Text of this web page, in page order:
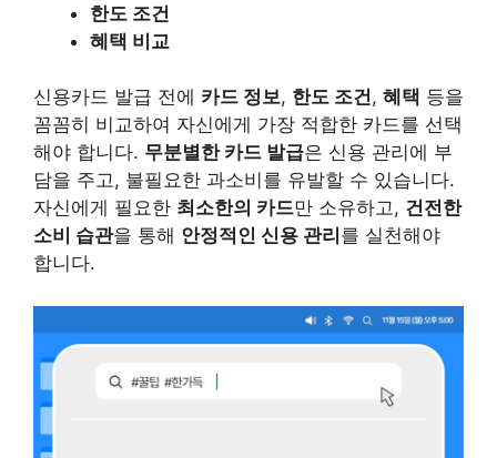
한도 조건
혜택 비교
신용카드 발급 전에 카드 정보, 한도 조건, 혜택 등을
꼼꼼히 비교하여 자신에게 가장 적합한 카드를 선택
해야 합니다. 무분별한 카드 발급은 신용 관리에 부
담을 주고, 불필요한 과소비를 유발할 수 있습니다.
자신에게 필요한 최소한의 카드만 소유하고, 건전한
소비 습관을 통해 안정적인 신용 관리 를 실천해야
합니다.